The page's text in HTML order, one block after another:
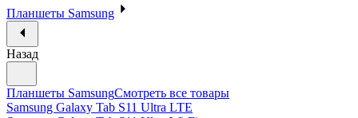
Планшеты Samsung
Назад
Планшеты SamsungСмотреть все товары
Samsung Galaxy Tab S11 Ultra LTE